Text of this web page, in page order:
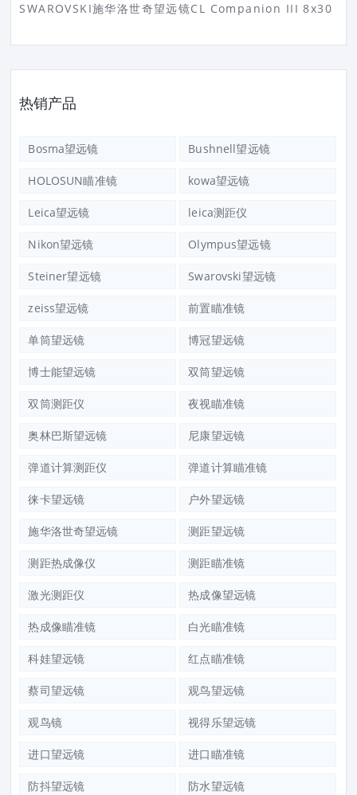
SWAROVSKI施华洛世奇望远镜CL Companion III 8x30
热销产品
Bosma望远镜 Bushnell望远镜
HOLOSUN瞄准镜 kowa望远镜
Leica望远镜 leica测距仪
Nikon望远镜 Olympus望远镜
Steiner望远镜 Swarovski望远镜
zeiss望远镜 前置瞄准镜
单筒望远镜 博冠望远镜
博士能望远镜 双筒望远镜
双筒测距仪 夜视瞄准镜
奥林巴斯望远镜 尼康望远镜
弹道计算测距仪 弹道计算瞄准镜
徕卡望远镜 户外望远镜
施华洛世奇望远镜 测距望远镜
测距热成像仪 测距瞄准镜
激光测距仪 热成像望远镜
热成像瞄准镜 白光瞄准镜
科娃望远镜 红点瞄准镜
蔡司望远镜 观鸟望远镜
观鸟镜 视得乐望远镜
进口望远镜 进口瞄准镜
防抖望远镜 防水望远镜